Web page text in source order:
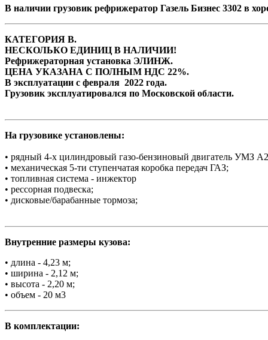
В наличии грузовик рефрижератор Газель Бизнес 3302 в
КАТЕГОРИЯ В.
НЕСКОЛЬКО ЕДИНИЦ В НАЛИЧИИ!
Рефрижераторная установка ЭЛИНЖ.
ЦЕНА УКАЗАНА С ПОЛНЫМ НДС 22%.
В эксплуатации с февраля 2022 года.
Грузовик эксплуатировался по Московской области.
На грузовике установлены:
• рядный 4-х цилиндровый газо-бензиновый двигатель УМЗ
• механическая 5-ти ступенчатая коробка передач ГАЗ;
• топливная система - инжектор
• рессорная подвеска;
• дисковые/барабанные тормоза;
Внутренние размеры кузова:
• длина - 4,23 м;
• ширина - 2,12 м;
• высота - 2,20 м;
• объем - 20 м3
В комплектации: